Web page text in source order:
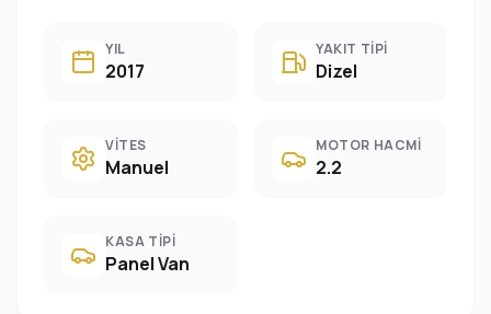
YIL
2017
YAKIT TIPI
Dizel
VITES
Manuel
MOTOR HACMI
2.2
KASA TIPI
Panel Van